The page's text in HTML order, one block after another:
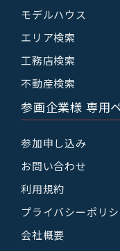
モデルハウス
エリア検索
工務店検索
不動産検索
参画企業様 専用
参加申し込み
お問い合わせ
利用規約
プライバシーポリ
会社概要